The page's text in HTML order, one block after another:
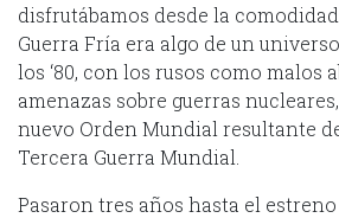
disfrutábamos desde la
Guerra Fría era algo de un
los ‘80, con los rusos como malos
amenazas sobre guerras
nuevo Orden Mundial resultante
Tercera Guerra Mundial.
Pasaron tres años hasta el